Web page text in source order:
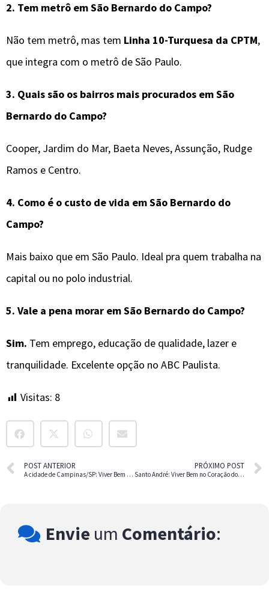
2. Tem metrô em São Bernardo do Campo?
Não tem metrô, mas tem Linha 10-Turquesa da CPTM,
que integra com o metrô de São Paulo.
3. Quais são os bairros mais procurados em São
Bernardo do Campo?
Cooper, Jardim do Mar, Baeta Neves, Assunção, Rudge
Ramos e Centro.
4. Como é o custo de vida em São Bernardo do
Campo?
Mais baixo que em São Paulo. Ideal pra quem trabalha na
capital ou no polo industrial.
5. Vale a pena morar em São Bernardo do Campo?
Sim. Tem emprego, educação de qualidade, lazer e
tranquilidade. Excelente opção no ABC Paulista.
Visitas: 8
POST ANTERIOR
A cidade de Campinas/SP: Viver Bem no Interior
PRÓXIMO POST
Santo André: Viver Bem no Coração do ABC Paulista
Envie um Comentário: